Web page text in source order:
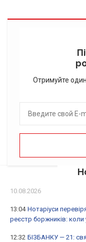
Отримуйте
10.08.2026
13:04 Нотаріуси
реєстр боржників:
12:32 БІЗБАНКУ — 21: